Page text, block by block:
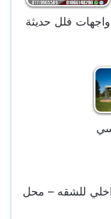
واجهات فلل حديثة
للشقه – محل